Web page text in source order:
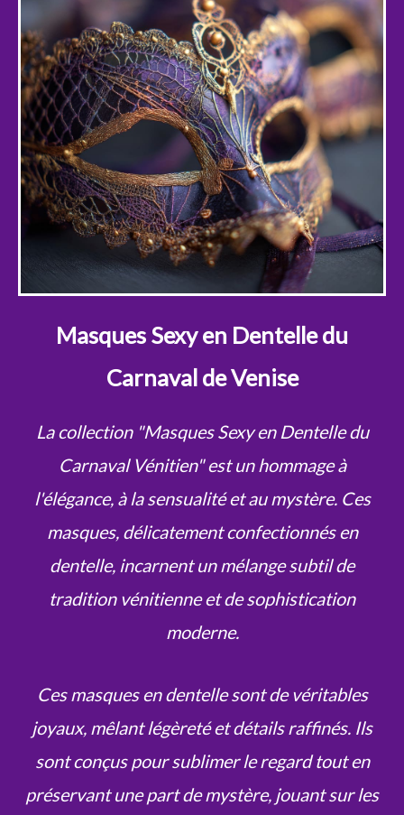
Masques Sexy en Dentelle du
Carnaval de Venise
La collection "Masques Sexy en Dentelle du
Carnaval Vénitien" est un hommage à
l'élégance, à la sensualité et au mystère. Ces
masques, délicatement confectionnés en
dentelle, incarnent un mélange subtil de
tradition vénitienne et de sophistication
moderne.
Ces masques en dentelle sont de véritables
joyaux, mêlant légèreté et détails raffinés. Ils
sont conçus pour sublimer le regard tout en
préservant une part de mystère, jouant sur les